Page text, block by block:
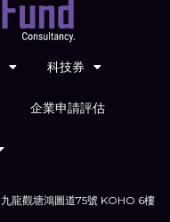
科技券
企業申請評估
九龍觀塘鴻圖道75號 KOHO 6樓